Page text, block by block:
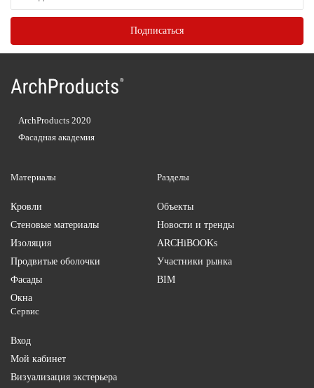
Материалы
Кровли
Стеновые материалы
Изоляция
Продвитые оболочки
Фасады
Окна
Разделы
Объекты
Новости и тренды
ARCHiBOOKs
Участники рынка
BIM
Сервис
Вход
Мой кабинет
Визуализация экстерьера
ArchProducts 2020
Фасадная академия